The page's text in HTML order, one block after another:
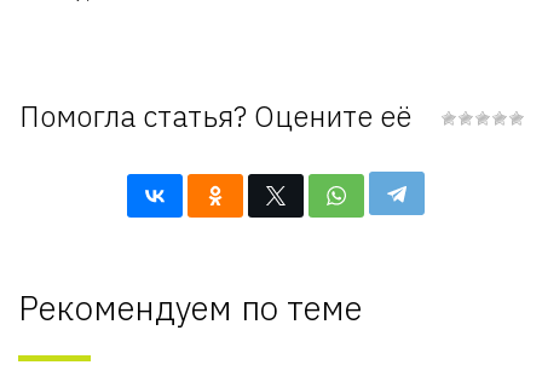
Помогла статья? Оцените её
Рекомендуем по теме